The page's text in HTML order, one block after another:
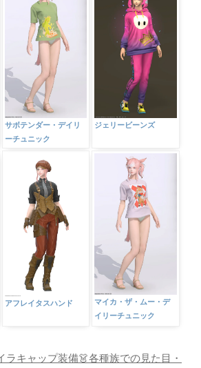
サボテンダー・デイリ
ーチュニック
ジェリービーンズ
アフレイタスハンド
マイカ・ザ・ムー・デ
イリーチュニック
ラキャップ装備👗各種族での見た目・